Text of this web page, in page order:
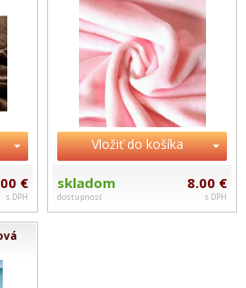
€
s DPH
Vložiť do košíka
skladom
dostupnosť
8.00 €
s DPH